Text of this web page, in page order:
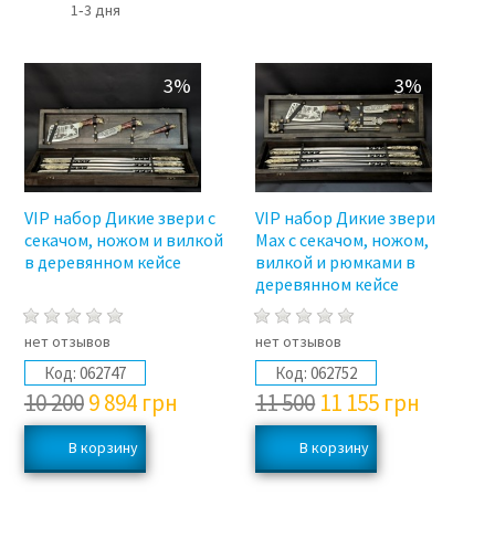
1‑3 дня
3%
VIP набор Дикие звери с
секачом, ножом и вилкой
в ​​деревянном кейсе
нет отзывов
Код: 062747
10 2009 894 грн
3%
VIP набор Дикие звери
Max с секачом, ножом,
вилкой и рюмками в
деревянном кейсе
нет отзывов
Код: 062752
11 50011 155 грн